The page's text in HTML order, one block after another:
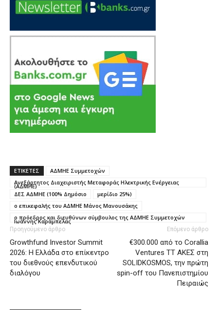
ΕΤΙΚΕΤΕΣ
ΑΔΜΗΕ Συμμετοχών
Ανεξάρτητος Διαχειριστής Μεταφοράς Ηλεκτρικής Ενέργειας
(ΑΔΜΗΕ)
ΔΕΣ ΑΔΜΗΕ (100% Δημόσιο
μερίδιο 25%)
ο επικεφαλής του ΑΔΜΗΕ Μάνος Μανουσάκης
ο πρόεδρος και διευθύνων σύμβουλος της ΑΔΜΗΕ Συμμετοχών
Ιωάννης Καράμπελας
Προηγούμενο άρθρο
Growthfund Investor Summit
2026: Η Ελλάδα στο επίκεντρο
του διεθνούς επενδυτικού
διαλόγου
Επόμενο άρθρο
€300.000 από τo Corallia
Ventures TT ΑΚΕΣ στη
SOLIDKOSMOS, την πρώτη
spin-off του Πανεπιστημίου
Πειραιώς